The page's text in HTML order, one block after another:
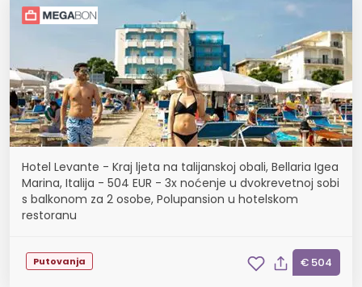
Hotel Levante - Kraj ljeta na talijanskoj obali, Bellaria Igea
Marina, Italija - 504 EUR - 3x noćenje u dvokrevetnoj sobi
s balkonom za 2 osobe, Polupansion u hotelskom
restoranu
Putovanja € 504